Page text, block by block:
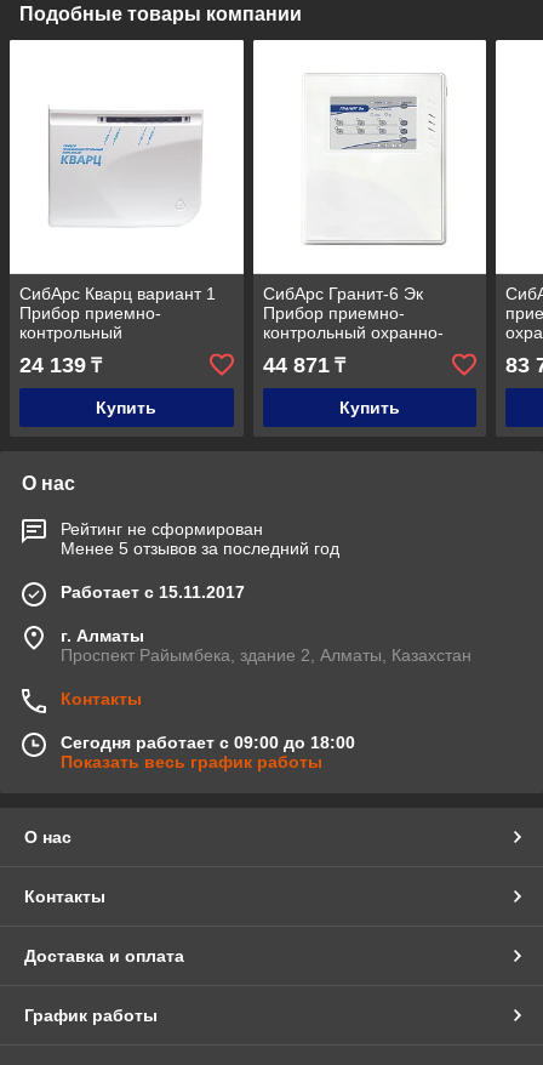
Подобные товары компании
СибАрс Кварц вариант 1
Прибор приемно-
контрольный
24 139 ₸
Купить
СибАрс Гранит-6 Эк
Прибор приемно-
контрольный охранно-
пожарный
44 871₸
Купить
83
О нас
Рейтинг не сформирован
Менее 5 отзывов за последний год
Работает с 15.11.2017
г. Алматы
Проспект Райымбека, здание 2, Алматы, Казахстан
Контакты
Сегодня работает с 09:00 до 18:00
Показать весь график работы
О нас
Контакты
Доставка и оплата
График работы